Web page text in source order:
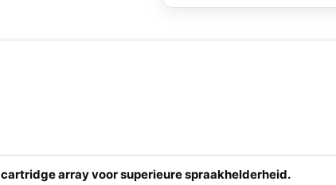
array voor superieure spraakhelderheid.